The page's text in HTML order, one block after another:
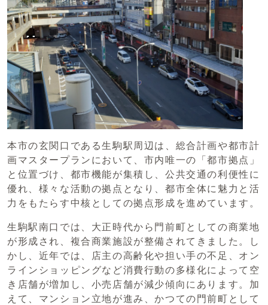
本市の玄関口である生駒駅周辺は、総合計画や都市計
画マスタープランにおいて、市内唯一の「都市拠点」
と位置づけ、都市機能が集積し、公共交通の利便性に
優れ、様々な活動の拠点となり、都市全体に魅力と活
力をもたらす中核としての拠点形成を進めています。
生駒駅南口では、大正時代から門前町としての商業地
が形成され、複合商業施設が整備されてきました。し
かし、近年では、店主の高齢化や担い手の不足、オン
ラインショッピングなど消費行動の多様化によって空
き店舗が増加し、小売店舗が減少傾向にあります。加
えて、マンション立地が進み、かつての門前町として